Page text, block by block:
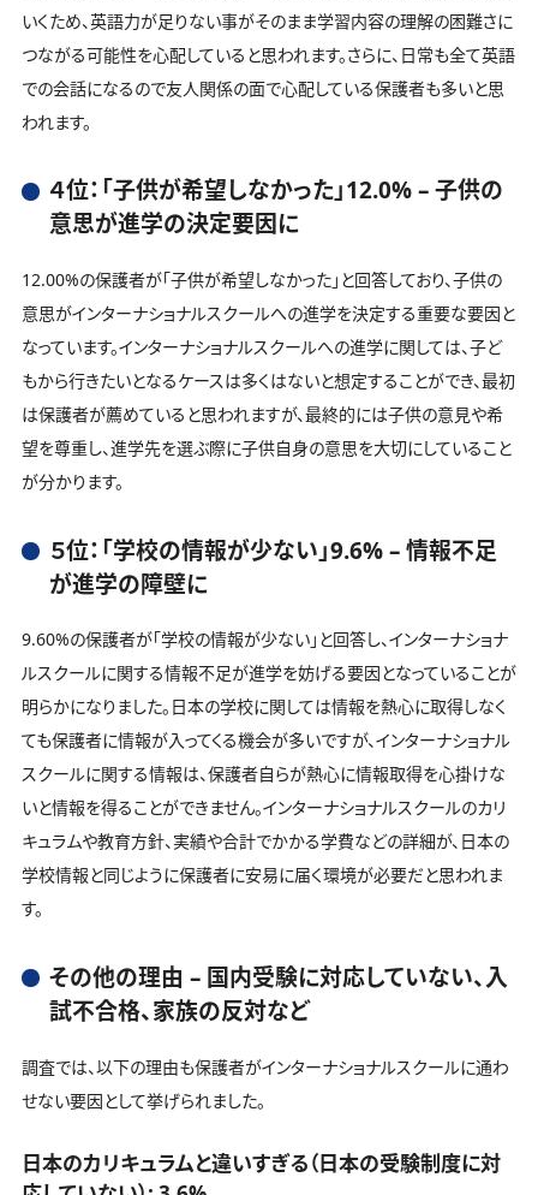
いくため、英語力が足りない事がそのまま学習内容の理解の困難さに
つながる可能性を心配していると思われます。さらに、日常も全て英語
での会話になるので友人関係の面で心配している保護者も多いと思
われます。
４位：「子供が希望しなかった」12.0% – 子供の
意思が進学の決定要因に
12.00%の保護者が「子供が希望しなかった」と回答しており、子供の
意思がインターナショナルスクールへの進学を決定する重要な要因と
なっています。インターナショナルスクールへの進学に関しては、子ど
もから行きたいとなるケースは多くはないと想定することができ、最初
は保護者が薦めていると思われますが、最終的には子供の意見や希
望を尊重し、進学先を選ぶ際に子供自身の意思を大切にしていること
が分かります。
５位：「学校の情報が少ない」9.6% – 情報不足
が進学の障壁に
9.60%の保護者が「学校の情報が少ない」と回答し、インターナショナ
ルスクールに関する情報不足が進学を妨げる要因となっていることが
明らかになりました。日本の学校に関しては情報を熱心に取得しなく
ても保護者に情報が入ってくる機会が多いですが、インターナショナル
スクールに関する情報は、保護者自らが熱心に情報取得を心掛けな
いと情報を得ることができません。インターナショナルスクールのカリ
キュラムや教育方針、実績や合計でかかる学費などの詳細が、日本の
学校情報と同じように保護者に安易に届く環境が必要だと思われま
す。
その他の理由 – 国内受験に対応していない、入
試不合格、家族の反対など
調査では、以下の理由も保護者がインターナショナルスクールに通わ
せない要因として挙げられました。
日本のカリキュラムと違いすぎる（日本の受験制度に対